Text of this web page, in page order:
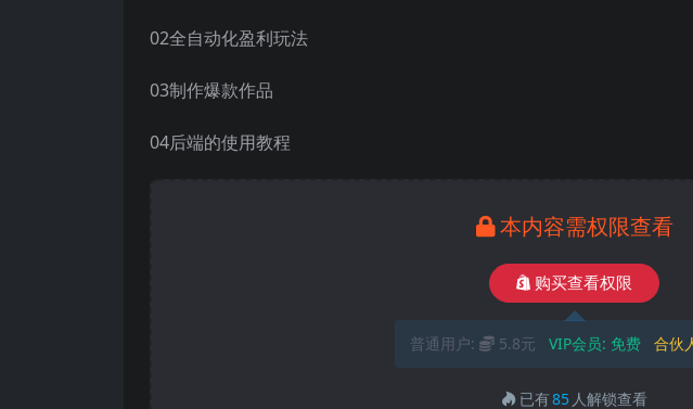
02全自动化盈利玩法
03制作爆款作品
04后端的使用教程
本内容需权限查看
购买查看权限
普通用户: 5.8元 VIP会员: 免费 合伙
已有85 人解锁查看